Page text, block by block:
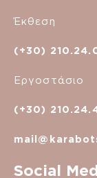
Έκθεση
(+30)
Εργοστάσιο
(+30)
Social